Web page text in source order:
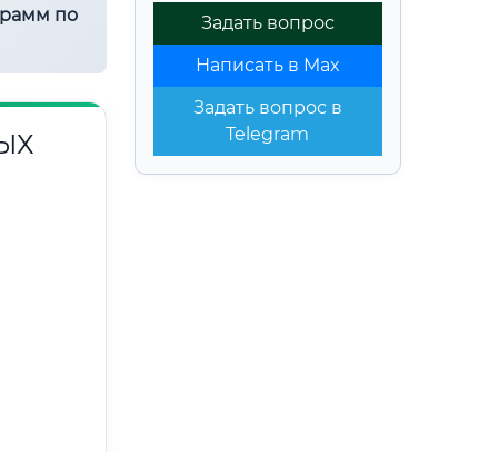
Задать вопрос
Написать в Max
Задать вопрос в
Telegram
по